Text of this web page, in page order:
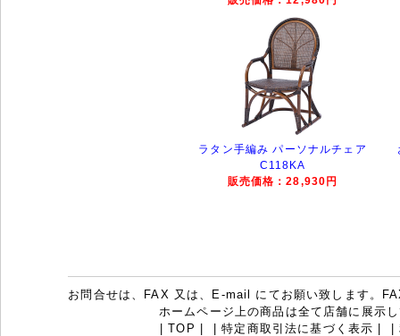
ラタン手編み パーソナルチェア
C118KA
販売価格：28,930円
お問合せは、FAX 又は、E-mail にてお願い致します。
ホームページ上の商品は全て店舗に展示
|TOP | |特定商取引法に基づく表示 | |